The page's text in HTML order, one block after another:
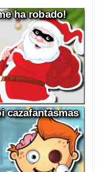
ha robado!
cazafantasmas